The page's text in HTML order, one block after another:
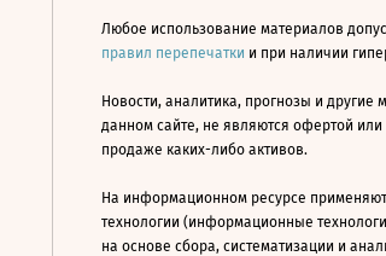
Любое использование материалов
правил перепечатки и при наличии
Новости, аналитика, прогнозы и
данном сайте, не являются офертой
продаже каких-либо активов.
На информационном ресурсе
технологии (информационные
на основе сбора, систематизации и